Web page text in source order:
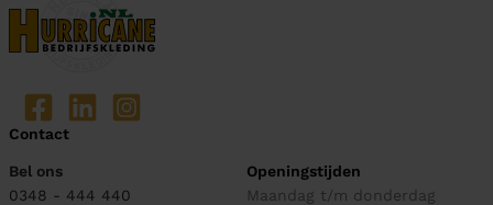
Contact
Bel ons
0348 - 444 440
Openingstijden
Maandag t/m donderdag